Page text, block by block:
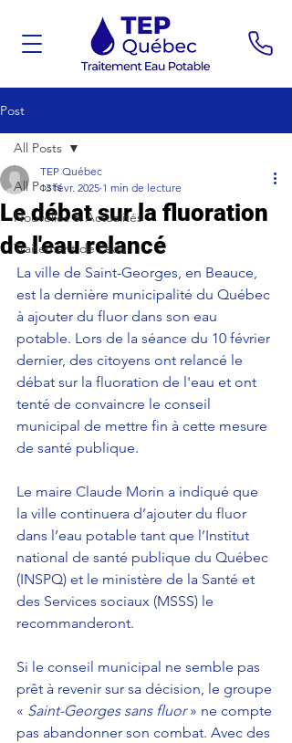
Post
All Posts
Nouvelles & Actualités
Traitement de l'eau
All Posts
Le débat sur la fluoration
de l'eau relancé
TEP Québec
13 févr. 2025 1 min de lecture
La ville de Saint-Georges, en Beauce,
est la dernière municipalité du Québec
à ajouter du fluor dans son eau
potable. Lors de la séance du 10 février
dernier, des citoyens ont relancé le
débat sur la fluoration de l'eau et ont
tenté de convaincre le conseil
municipal de mettre fin à cette mesure
de santé publique.
Le maire Claude Morin a indiqué que
la ville continuera d’ajouter du fluor
dans l’eau potable tant que l’Institut
national de santé publique du Québec
(INSPQ) et le ministère de la Santé et
des Services sociaux (MSSS) le
recommanderont.
Si le conseil municipal ne semble pas
prêt à revenir sur sa décision, le groupe
« Saint-Georges sans fluor » ne compte
pas abandonner son combat. Avec des